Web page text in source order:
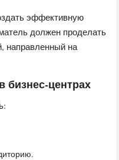
эффективную
должен проделать
направленный на
бизнес-центрах